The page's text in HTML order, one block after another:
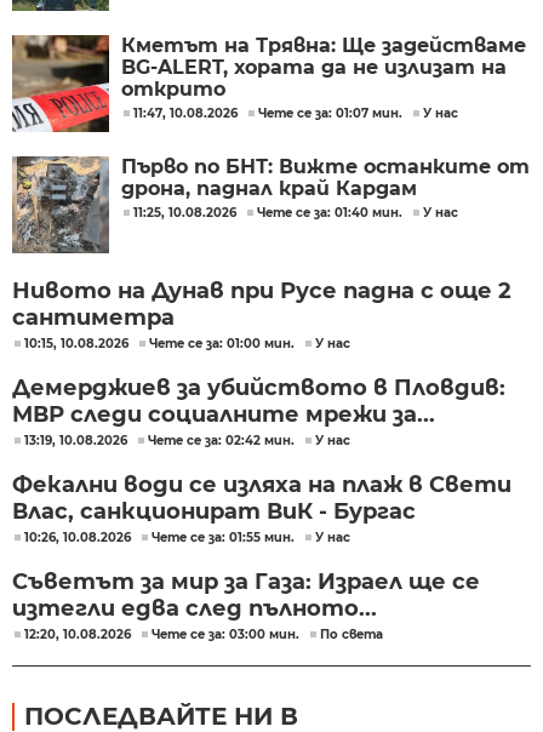
Кметът на Трявна: Ще задействаме
BG-ALERT, хората да не излизат на
открито
11:47, 10.08.2026 Чете се за: 01:07 мин. У нас
Първо по БНТ: Вижте останките от
дрона, паднал край Кардам
11:25, 10.08.2026 Чете се за: 01:40 мин. У нас
Нивото на Дунав при Русе падна с още 2
сантиметра
10:15, 10.08.2026 Чете се за: 01:00 мин. У нас
Демерджиев за убийството в Пловдив:
МВР следи социалните мрежи за...
13:19, 10.08.2026 Чете се за: 02:42 мин. У нас
Фекални води се изляха на плаж в Свети
Влас, санкционират ВиК - Бургас
10:26, 10.08.2026 Чете се за: 01:55 мин. У нас
Съветът за мир за Газа: Израел ще се
изтегли едва след пълното...
12:20, 10.08.2026 Чете се за: 03:00 мин. По света
ПОСЛЕДВАЙТЕ НИ В